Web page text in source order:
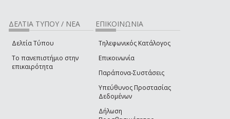
ΔΕΛΤΙΑ ΤΥΠΟΥ / ΝΕΑ
Δελτία Τύπου
Το πανεπιστήμιο στην
επικαιρότητα
ΕΠΙΚΟΙΝΩΝΙΑ
Τηλεφωνικός Κατάλογος
Επικοινωνία
Παράπονα-Συστάσεις
Υπεύθυνος Προστασίας
Δεδομένων
Δήλωση